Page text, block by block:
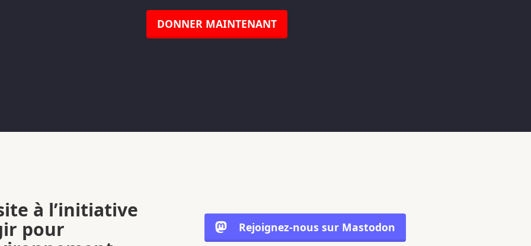
DONNER MAINTENANT
à l’initiative
pour
Rejoignez-nous sur Mastodon